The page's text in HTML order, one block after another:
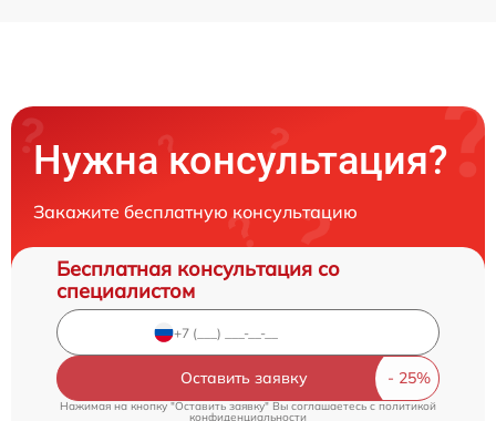
Нужна консультация?
Закажите бесплатную консультацию
Бесплатная консультация со
специалистом
Оставить заявку
Нажимая на кнопку "Оставить заявку" Вы соглашаетесь cполитикой
конфиденциальности